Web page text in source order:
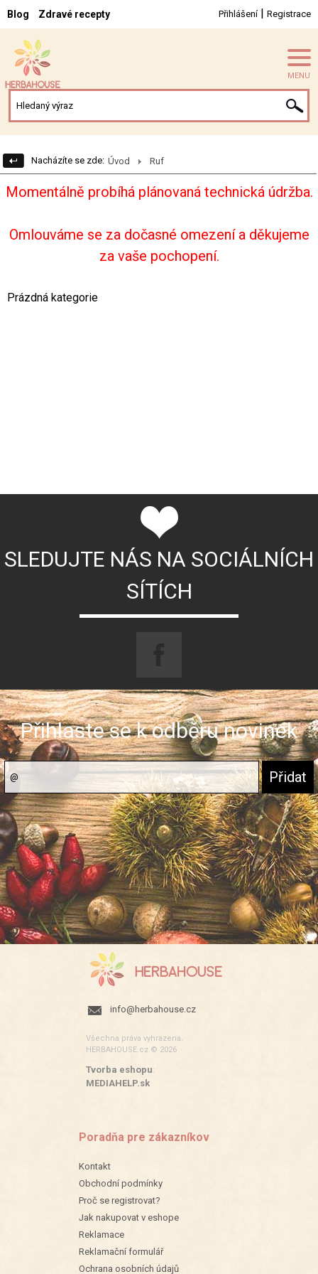
Blog Zdravé recepty Přihlášení| Registrace
MENU
Nacházíte se zde: Úvod Ruf
Momentálně probíhá plánovaná technická údržba.
Omlouváme se za dočasné omezení a děkujeme
za vaše pochopení.
Prázdná kategorie
SLEDUJTE NÁS NA SOCIÁLNÍCH
SÍTÍCH
Přihlaste se k odběru novinek
info@herbahouse.cz
Všechna práva vyhrazena.
HERBAHOUSE.cz © 2026
Tvorba eshopu:
MEDIAHELP.sk
Poradňa pre zákazníkov
Kontakt
Obchodní podmínky
Proč se registrovat?
Jak nakupovat v eshope
Reklamace
Reklamační formulář
Ochrana osobních údajů